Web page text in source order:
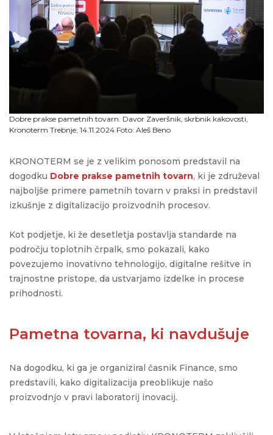
Dobre prakse pametnih tovarn. Davor Zaveršnik, skrbnik kakovosti,
Kronoterm Trebnje, 14.11.2024 Foto: Aleš Beno
KRONOTERM se je z velikim ponosom predstavil na
dogodku Dobre prakse pametnih tovarn, ki je združeval
najboljše primere pametnih tovarn v praksi in predstavil
izkušnje z digitalizacijo proizvodnih procesov.
Kot podjetje, ki že desetletja postavlja standarde na
področju toplotnih črpalk, smo pokazali, kako
povezujemo inovativno tehnologijo, digitalne rešitve in
trajnostne pristope, da ustvarjamo izdelke in procese
prihodnosti.
Pametna tovarna, ki navdušuje
Na dogodku, ki ga je organiziral časnik Finance, smo
predstavili, kako digitalizacija preoblikuje našo
proizvodnjo v pravi laboratorij inovacij.